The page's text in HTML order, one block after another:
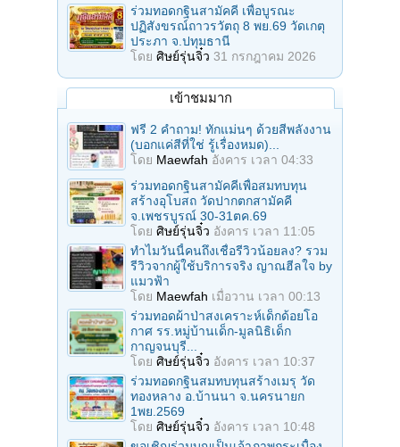
ร่วมทอดกฐินสามัคคี เพื่อบูรณะ
ปฏิสังขรณ์ถาวรวัตถุ 8 พย.69 วัดเกตุ
ประภา จ.ปทุมธานี
โดย ศิษย์รุ่นจิ๋ว 31 กรกฎาคม 2026
เข้าชมมาก
ฟรี 2 คำถาม! ทักแม่นๆ ด้วยสีพลังงาน
(บอกแค่สีที่ใช่ รู้เรื่องหมด)...
โดย Maewfah อังคาร เวลา 04:33
ร่วมทอดกฐินสามัคคีเพื่อสมทบทุน
สร้างอุโบสถ วัดปากตกสามัคคี
จ.เพชรบูรณ์ 30-31ตค.69
โดย ศิษย์รุ่นจิ๋ว อังคาร เวลา 11:05
ทำไมวันนี้คนถึงเชื่อรีวิวน้อยลง? รวม
รีวิวจากผู้ใช้บริการจริง ญาณฮีลใจ by
แมวฟ้า
โดย Maewfah เมื่อวาน เวลา 00:13
ร่วมทอดผ้าป่าสงเคราะห์เด็กด้อยโอ
กาศ รร.หมู่บ้านเด็ก-มูลนิธิเด็ก
กาญจนบุรี...
โดย ศิษย์รุ่นจิ๋ว อังคาร เวลา 10:37
ร่วมทอดกฐินสมทบทุนสร้างเมรุ วัด
ทองหลาง อ.บ้านนา จ.นครนายก
1พย.2569
โดย ศิษย์รุ่นจิ๋ว อังคาร เวลา 10:48